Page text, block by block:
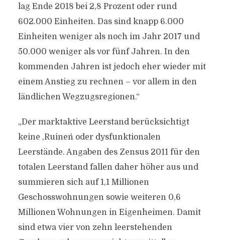
lag Ende 2018 bei 2,8 Prozent oder rund
602.000 Einheiten. Das sind knapp 6.000
Einheiten weniger als noch im Jahr 2017 und
50.000 weniger als vor fünf Jahren. In den
kommenden Jahren ist jedoch eher wieder mit
einem Anstieg zu rechnen – vor allem in den
ländlichen Wegzugsregionen.“
„Der marktaktive Leerstand berücksichtigt
keine ,Ruinen´ oder dysfunktionalen
Leerstände. Angaben des Zensus 2011 für den
totalen Leerstand fallen daher höher aus und
summieren sich auf 1,1 Millionen
Geschosswohnungen sowie weiteren 0,6
Millionen Wohnungen in Eigenheimen. Damit
sind etwa vier von zehn leerstehenden